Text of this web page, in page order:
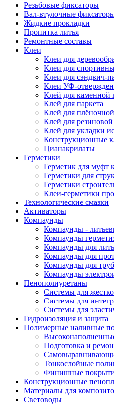
Резьбовые фиксаторы
Вал-втулочные
Жидкие прокладки
Пропитка литья
Ремонтные составы
Клеи
Клеи для
Клеи для
Клеи для сэндвич-
Клеи УФ-
Клей для каменной
Клей для паркета
Клей для
Клей для
Клей для укладки
Конструкционные
Цианакрилаты
Герметики
Герметик для муфт
Герметики для
Герметики
Клеи-герметики
Технологические смазки
Активаторы
Компаунды
Компаунды -
Компаунды
Компаунды для
Компаунды для
Компаунды для
Компаунды
Пенополиуретаны
Системы для
Системы для
Системы для
Гидроизоляция и защита
Полимерные наливные
Подготовка и
Тонкослойные
Финишные
Конструкционные
Материалы для
Световоды